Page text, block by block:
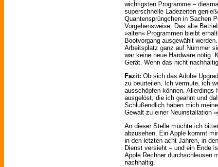
wichtigsten Programme –
superschnelle Ladezeiten
Quantensprüngchen in Sachen
Vorgehensweise: Das alte
»alten« Programmen bleibt
Bootvorgang ausgewählt
Arbeitsplatz ganz auf Nummer
war keine neue Hardware nötig.
Gerät. Wenn das nicht
Fazit: Ob sich das Adobe
zu beurteilen. Ich vermute, ich
ausschöpfen können. Allerdings
ausgelöst, die ich geahnt und
Schlußendlich haben mich
Gewalt zu einer Neuinstallation
An dieser Stelle möchte ich
abzusehen. Ein Apple kommt
in den letzten acht Jahren, in
Dienst versieht – und ein Ende
Apple Rechner durchschleusen
nachhaltig.